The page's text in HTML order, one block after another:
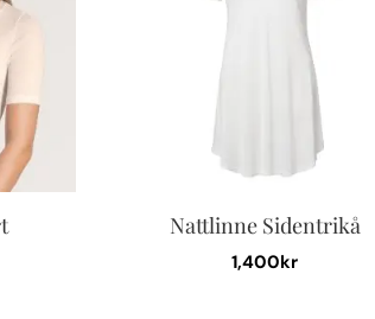
Nattlinne Sidentrikå
1,400kr